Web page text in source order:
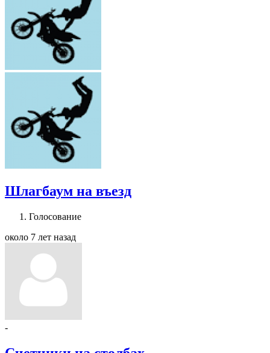
Шлагбаум на въезд
Голосование
около 7 лет назад
-